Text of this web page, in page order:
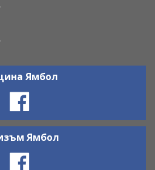
Ямбол
Ŝ
Ямбол
Ŝ